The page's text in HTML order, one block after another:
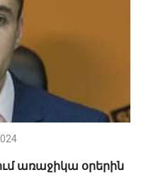
առաջիկա օրերին